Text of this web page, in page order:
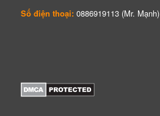
Số điện thoại:0886919113 (Mr. Mạnh)